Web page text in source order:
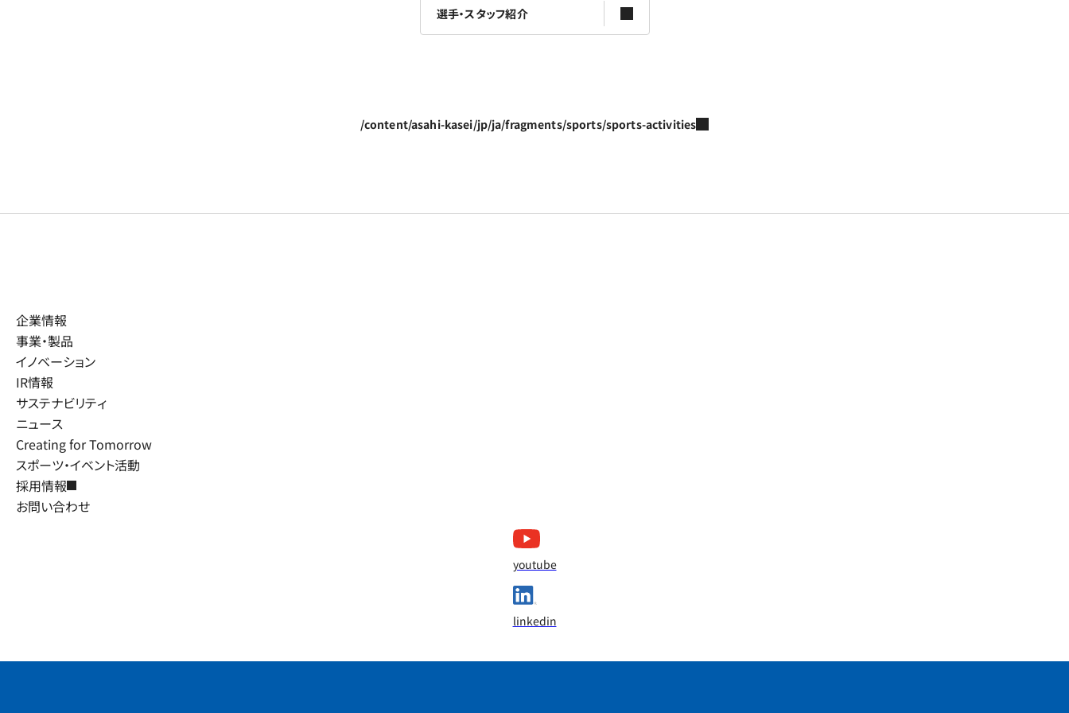
選手・スタッフ紹介
/content/asahi-kasei/jp/ja/fragments/sports/sports-activities
企業情報
事業・製品
イノベーション
IR情報
サステナビリティ
ニュース
Creating for Tomorrow
スポーツ・イベント活動
採用情報
お問い合わせ
youtube
linkedin